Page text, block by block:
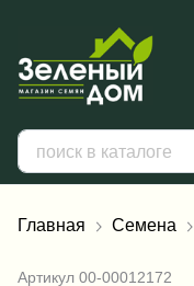
Главная Семена
Артикул 00-00012172